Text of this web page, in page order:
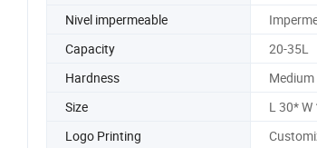
Nivel impermeable
Capacity
20-35L
Hardness
Size
L 30*
Logo Printing